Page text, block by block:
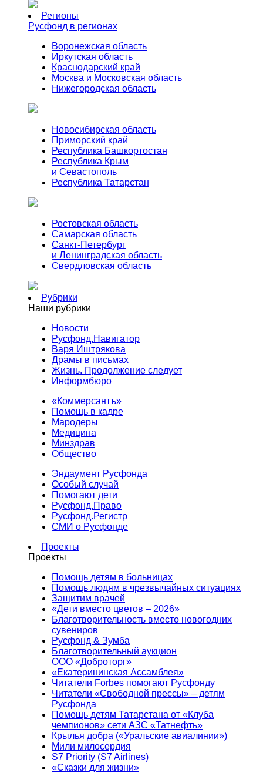
Регионы
Русфонд в регионах
Воронежская область
Иркутская область
Краснодарский край
Москва и Московская область
Нижегородская область
Новосибирская область
Приморский край
Республика Башкортостан
Республика Крым
и Севастополь
Республика Татарстан
Ростовская область
Самарская область
Санкт-Петербург
и Ленинградская область
Свердловская область
Рубрики
Наши рубрики
Новости
Русфонд.Навигатор
Варя Иштрякова
Драмы в письмах
Жизнь. Продолжение следует
Информбюро
«Коммерсантъ»
Помощь в кадре
Мародеры
Медицина
Минздрав
Общество
Эндаумент Русфонда
Особый случай
Помогают дети
Русфонд.Право
Русфонд.Регистр
СМИ о Русфонде
Проекты
Проекты
Помощь детям в больницах
Помощь людям в чрезвычайных ситуациях
Защитим врачей
«Дети вместо цветов – 2026»
Благотворительность вместо новогодних
сувениров
Русфонд & Зумба
Благотворительный аукцион
ООО «Доброторг»
«Екатерининская Ассамблея»
Читатели Forbes помогают Русфонду
Читатели «Свободной прессы» – детям
Русфонда
Помощь детям Татарстана от «Клуба
чемпионов» сети АЗС «Татнефть»
Крылья добра («Уральские авиалинии»)
Мили милосердия
S7 Priority (S7 Airlines)
«Сказки для жизни»